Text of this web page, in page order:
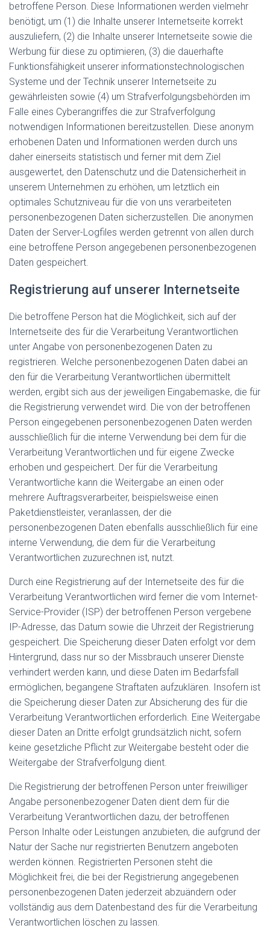
betroffene Person. Diese Informationen werden vielmehr
benötigt, um (1) die Inhalte unserer Internetseite korrekt
auszuliefern, (2) die Inhalte unserer Internetseite sowie die
Werbung für diese zu optimieren, (3) die dauerhafte
Funktionsfähigkeit unserer informationstechnologischen
Systeme und der Technik unserer Internetseite zu
gewährleisten sowie (4) um Strafverfolgungsbehörden im
Falle eines Cyberangriffes die zur Strafverfolgung
notwendigen Informationen bereitzustellen. Diese anonym
erhobenen Daten und Informationen werden durch uns
daher einerseits statistisch und ferner mit dem Ziel
ausgewertet, den Datenschutz und die Datensicherheit in
unserem Unternehmen zu erhöhen, um letztlich ein
optimales Schutzniveau für die von uns verarbeiteten
personenbezogenen Daten sicherzustellen. Die anonymen
Daten der Server-Logfiles werden getrennt von allen durch
eine betroffene Person angegebenen personenbezogenen
Daten gespeichert.
Registrierung auf unserer Internetseite
Die betroffene Person hat die Möglichkeit, sich auf der
Internetseite des für die Verarbeitung Verantwortlichen
unter Angabe von personenbezogenen Daten zu
registrieren. Welche personenbezogenen Daten dabei an
den für die Verarbeitung Verantwortlichen übermittelt
werden, ergibt sich aus der jeweiligen Eingabemaske, die für
die Registrierung verwendet wird. Die von der betroffenen
Person eingegebenen personenbezogenen Daten werden
ausschließlich für die interne Verwendung bei dem für die
Verarbeitung Verantwortlichen und für eigene Zwecke
erhoben und gespeichert. Der für die Verarbeitung
Verantwortliche kann die Weitergabe an einen oder
mehrere Auftragsverarbeiter, beispielsweise einen
Paketdienstleister, veranlassen, der die
personenbezogenen Daten ebenfalls ausschließlich für eine
interne Verwendung, die dem für die Verarbeitung
Verantwortlichen zuzurechnen ist, nutzt.
Durch eine Registrierung auf der Internetseite des für die
Verarbeitung Verantwortlichen wird ferner die vom Internet-
Service-Provider (ISP) der betroffenen Person vergebene
IP-Adresse, das Datum sowie die Uhrzeit der Registrierung
gespeichert. Die Speicherung dieser Daten erfolgt vor dem
Hintergrund, dass nur so der Missbrauch unserer Dienste
verhindert werden kann, und diese Daten im Bedarfsfall
ermöglichen, begangene Straftaten aufzuklären. Insofern ist
die Speicherung dieser Daten zur Absicherung des für die
Verarbeitung Verantwortlichen erforderlich. Eine Weitergabe
dieser Daten an Dritte erfolgt grundsätzlich nicht, sofern
keine gesetzliche Pflicht zur Weitergabe besteht oder die
Weitergabe der Strafverfolgung dient.
Die Registrierung der betroffenen Person unter freiwilliger
Angabe personenbezogener Daten dient dem für die
Verarbeitung Verantwortlichen dazu, der betroffenen
Person Inhalte oder Leistungen anzubieten, die aufgrund der
Natur der Sache nur registrierten Benutzern angeboten
werden können. Registrierten Personen steht die
Möglichkeit frei, die bei der Registrierung angegebenen
personenbezogenen Daten jederzeit abzuändern oder
vollständig aus dem Datenbestand des für die Verarbeitung
Verantwortlichen löschen zu lassen.